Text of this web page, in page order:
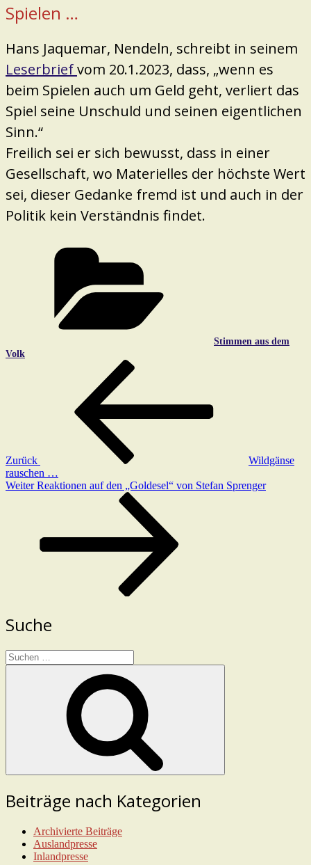
Spielen …
Hans Jaquemar, Nendeln, schreibt in seinem
Leserbriefvom 20.1.2023, dass, „wenn es
beim Spielen auch um Geld geht, verliert das
Spiel seine Unschuld und seinen eigentlichen
Sinn.“
Freilich sei er sich bewusst, dass in einer
Gesellschaft, wo Materielles der höchste Wert
sei, dieser Gedanke fremd ist und auch in der
Politik kein Verständnis findet.
Stimmen aus dem
Volk
Beitragsnavigation
Zurück
Wildgänse
rauschen …
Nächster
Weiter Reaktionen auf den „Goldesel“ von Stefan Sprenger
Suche
Suchen
nach:
Beiträge nach Kategorien
Archivierte Beiträge
Auslandpresse
Inlandpresse